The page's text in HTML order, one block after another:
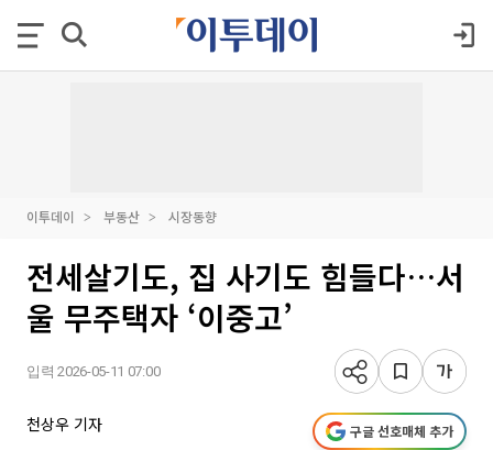
이투데이 부동산 시장동향
전세살기도, 집 사기도 힘들다…서
울 무주택자 ‘이중고’
입력 2026-05-11 07:00
천상우 기자 구글 선호매체 추가